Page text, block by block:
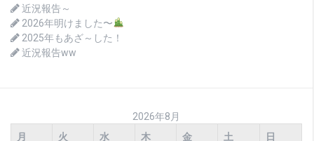
近況報告～
2026年明けました〜
2025年もあざ～した！
近況報告ww
2026年8月
月
火 水 木 金 土 日